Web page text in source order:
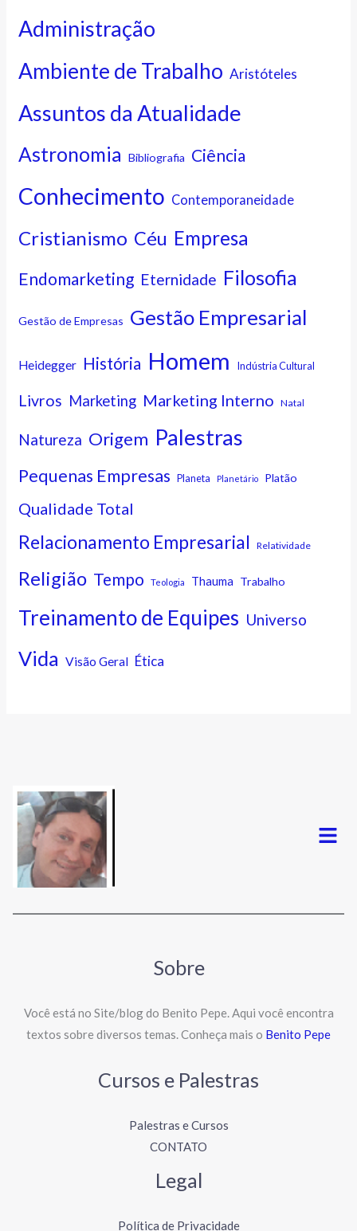
Administração
Ambiente de Trabalho Aristóteles
Assuntos da Atualidade
Astronomia Bibliografia Ciência
Conhecimento Contemporaneidade
Cristianismo Céu Empresa
Endomarketing Eternidade Filosofia
Gestão de Empresas Gestão Empresarial
Heidegger História Homem Indústria Cultural
Livros Marketing Marketing Interno Natal
Natureza Origem Palestras
Pequenas Empresas Planeta Planetário Platão
Qualidade Total
Relacionamento Empresarial Relatividade
Religião Tempo Teologia Thauma Trabalho
Treinamento de Equipes Universo
Vida Visão Geral Ética
Menu
Sobre
Você está no Site/blog do Benito Pepe. Aqui você encontra
textos sobre diversos temas. Conheça mais o Benito Pepe
Cursos e Palestras
Palestras e Cursos
CONTATO
Legal
Política de Privacidade